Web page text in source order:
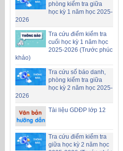
phòng kiểm tra giữa
học kỳ 1 năm học 2025-
2026
Tra cứu điểm kiểm tra
cuối học kỳ 1 năm học
2025-2026 (Trước phúc
khảo)
Tra cứu số báo danh,
phòng kiểm tra giữa
học kỳ 2 năm học 2025-
2026
Tài liệu GDĐP lớp 12
Tra cứu điểm kiểm tra
giữa học kỳ 2 năm học